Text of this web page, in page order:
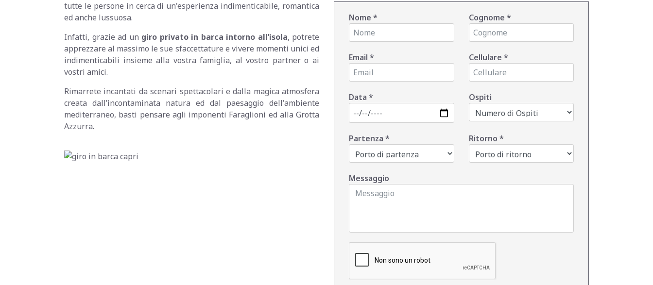
tutte le persone in cerca di un'esperienza indimenticabile, romantica
ed anche lussuosa.
Infatti, grazie ad un giro privato in barca intorno all’isola, potrete
apprezzare al massimo le sue sfaccettature e vivere momenti unici ed
indimenticabili insieme alla vostra famiglia, al vostro partner o ai
vostri amici.
Rimarrete incantati da scenari spettacolari e dalla magica atmosfera
creata dall’incontaminata natura ed dal paesaggio dell'ambiente
mediterraneo, basti pensare agli imponenti Faraglioni ed alla Grotta
Azzurra.
Nome * Cognome *
Email * Cellulare *
Data * Ospiti
Partenza * Ritorno *
Messaggio